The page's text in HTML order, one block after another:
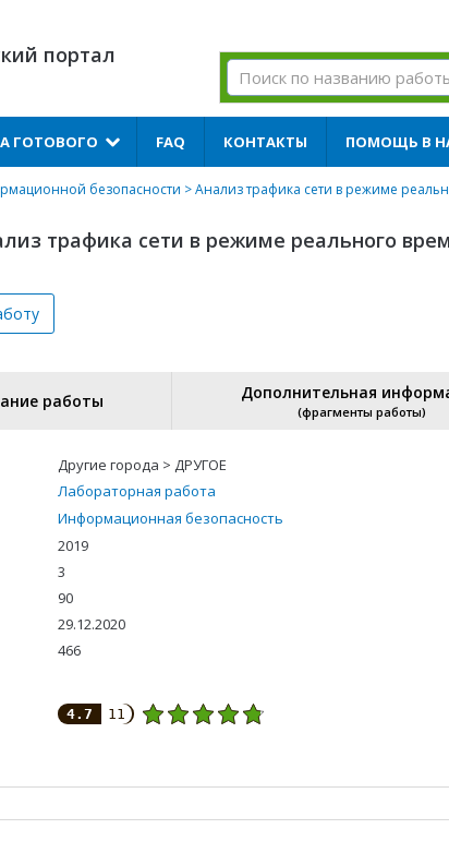
портал
ГОТОВОГО FAQ КОНТАКТЫ ПОМОЩЬ В
безопасности > Анализ трафика сети в режиме
трафика сети в режиме реального
работы Дополнительная
(фрагменты работы)
Другие города > ДРУГОЕ
Лабораторная работа
Информационная безопасность
2019
3
90
29.12.2020
466
4.7 11